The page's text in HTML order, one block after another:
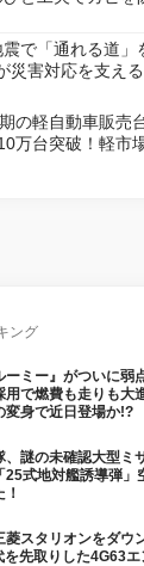
で「通れる道」
災害対応を支える
の軽自動車販売
万台突破！軽市
ング
ーミー』がついに弱
用で燃費も走りも大
変身で近日登場か!?
、謎の未確認大型ミ
25式地対艦誘導弾」
菱スタリオンをダウ
先取りした4G63エ